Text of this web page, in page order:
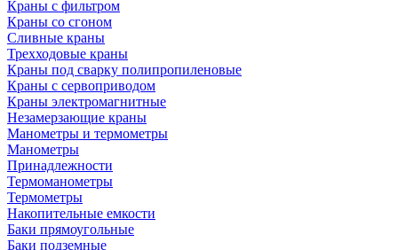
Краны с фильтром
Краны со сгоном
Сливные краны
Трехходовые краны
Краны под сварку полипропиленовые
Краны с сервоприводом
Краны электромагнитные
Незамерзающие краны
Манометры и термометры
Манометры
Принадлежности
Термоманометры
Термометры
Накопительные емкости
Баки прямоугольные
Баки подземные